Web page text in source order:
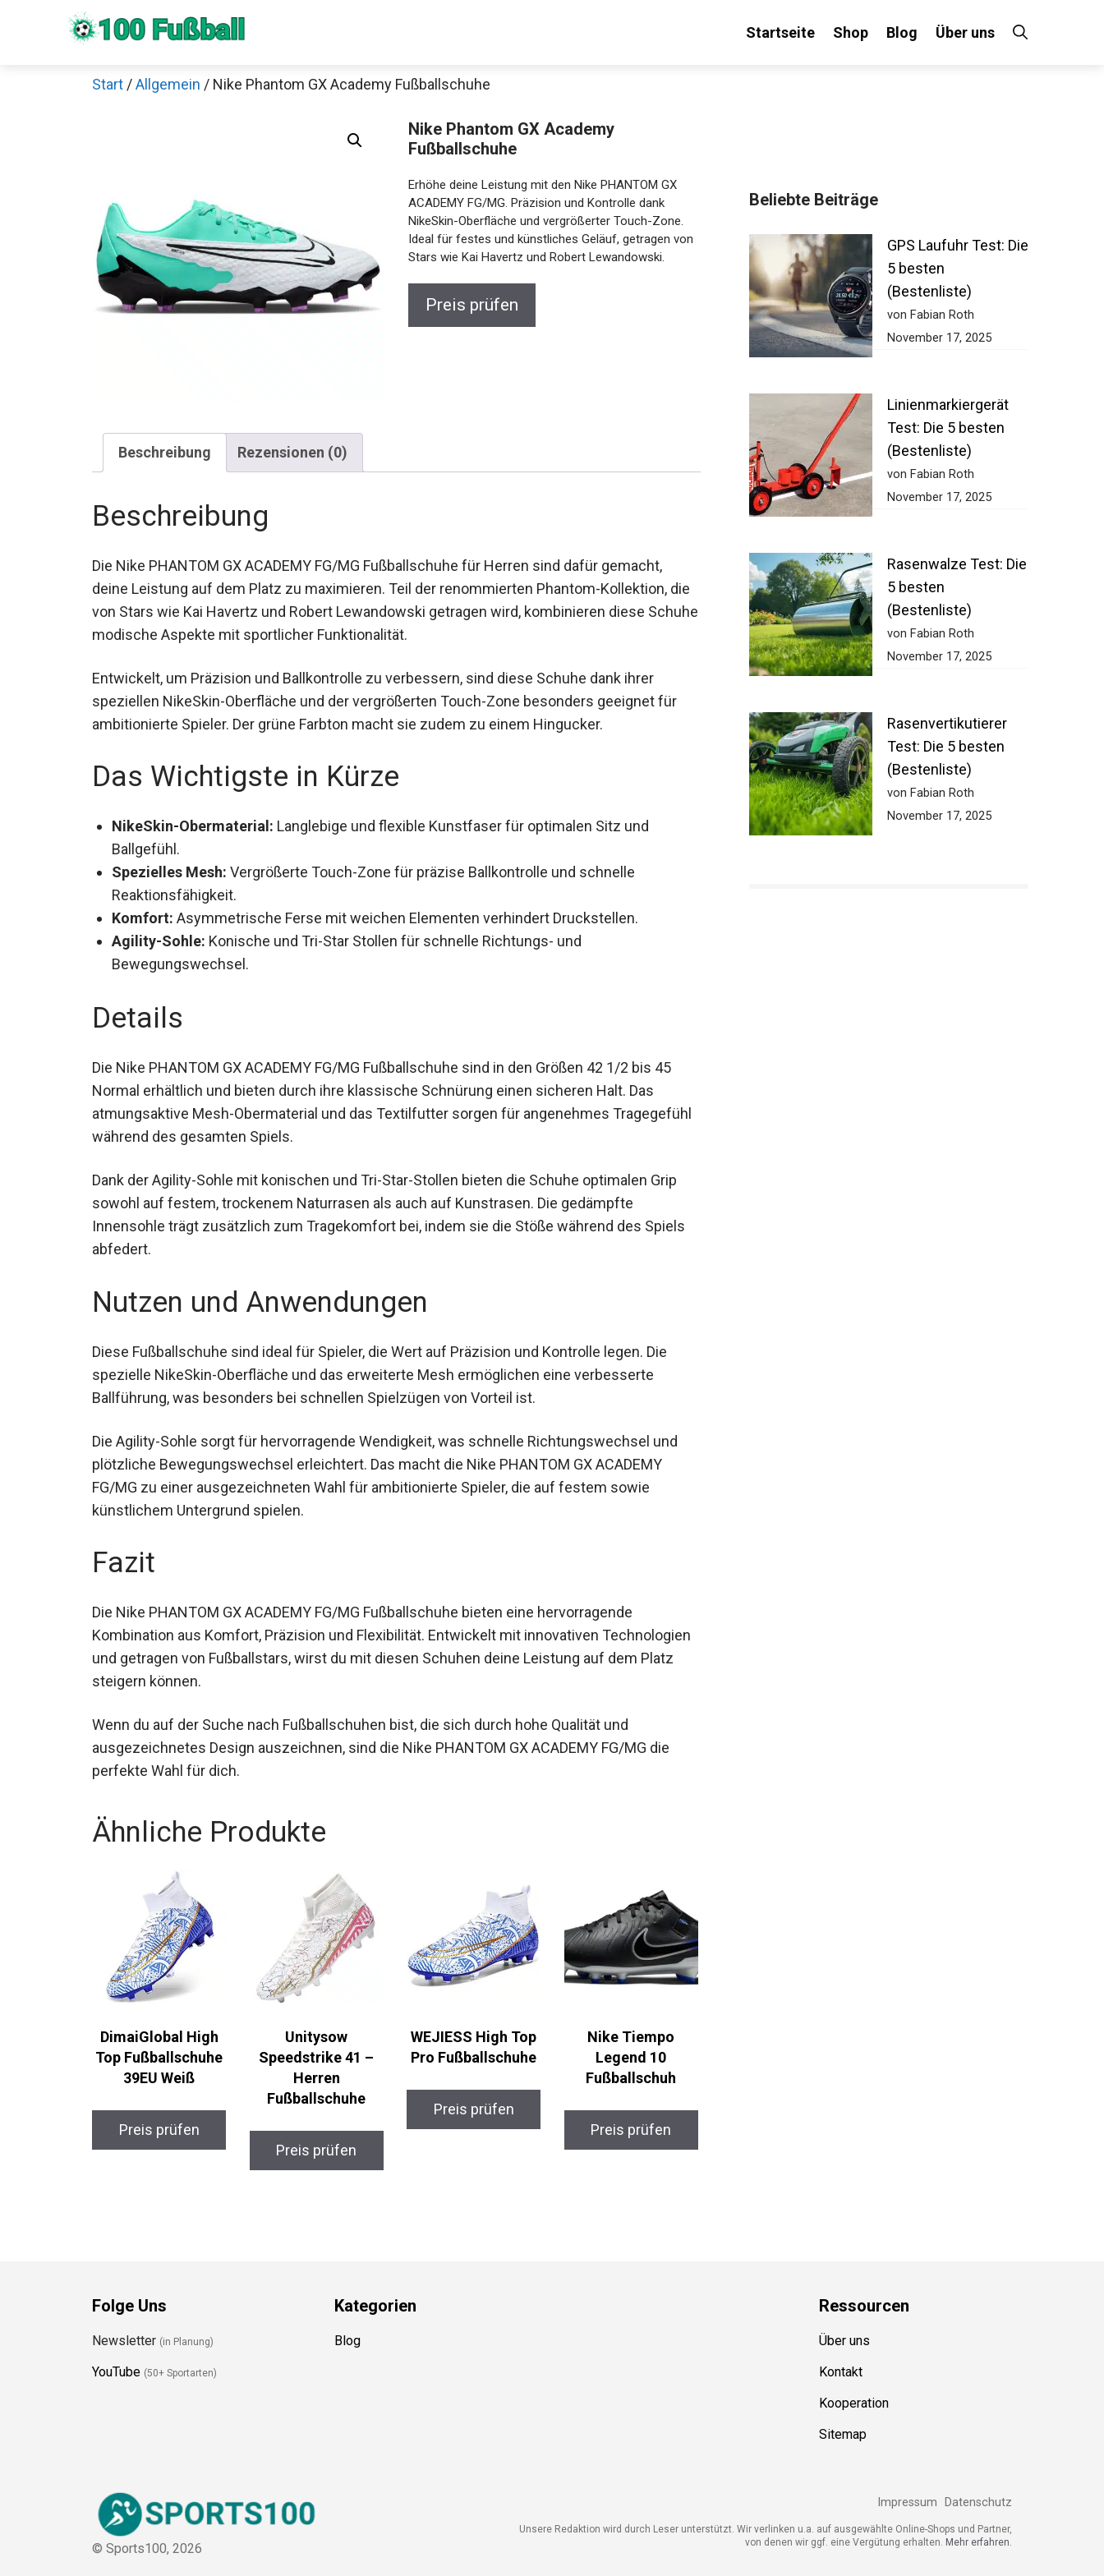
Startseite Shop Blog Über uns
Start /Allgemein / Nike Phantom GX Academy Fußballschuhe
Nike Phantom GX Academy
Fußballschuhe
Erhöhe deine Leistung mit den Nike PHANTOM GX
ACADEMY FG/MG. Präzision und Kontrolle dank
NikeSkin-Oberfläche und vergrößerter Touch-Zone.
Ideal für festes und künstliches Geläuf, getragen von
Stars wie Kai Havertz und Robert Lewandowski.
Preis prüfen
Beschreibung Rezensionen (0)
Beschreibung
Die Nike PHANTOM GX ACADEMY FG/MG Fußballschuhe für Herren sind dafür gemacht,
deine Leistung auf dem Platz zu maximieren. Teil der renommierten Phantom-Kollektion, die
von Stars wie Kai Havertz und Robert Lewandowski getragen wird, kombinieren diese
Schuhe modische Aspekte mit sportlicher Funktionalität.
Entwickelt, um Präzision und Ballkontrolle zu verbessern, sind diese Schuhe dank ihrer
speziellen NikeSkin-Oberfläche und der vergrößerten Touch-Zone besonders geeignet für
ambitionierte Spieler. Der grüne Farbton macht sie zudem zu einem Hingucker.
Das Wichtigste in Kürze
NikeSkin-Obermaterial: Langlebige und flexible Kunstfaser für optimalen Sitz und
Ballgefühl.
Spezielles Mesh: Vergrößerte Touch-Zone für präzise Ballkontrolle und schnelle
Reaktionsfähigkeit.
Komfort: Asymmetrische Ferse mit weichen Elementen verhindert Druckstellen.
Agility-Sohle: Konische und Tri-Star Stollen für schnelle Richtungs- und
Bewegungswechsel.
Details
Die Nike PHANTOM GX ACADEMY FG/MG Fußballschuhe sind in den Größen 42 1/2 bis 45
Normal erhältlich und bieten durch ihre klassische Schnürung einen sicheren Halt. Das
atmungsaktive Mesh-Obermaterial und das Textilfutter sorgen für angenehmes Tragegefühl
während des gesamten Spiels.
Dank der Agility-Sohle mit konischen und Tri-Star-Stollen bieten die Schuhe optimalen Grip
sowohl auf festem, trockenem Naturrasen als auch auf Kunstrasen. Die gedämpfte
Innensohle trägt zusätzlich zum Tragekomfort bei, indem sie die Stöße während des Spiels
abfedert.
Nutzen und Anwendungen
Diese Fußballschuhe sind ideal für Spieler, die Wert auf Präzision und Kontrolle legen. Die
spezielle NikeSkin-Oberfläche und das erweiterte Mesh ermöglichen eine verbesserte
Ballführung, was besonders bei schnellen Spielzügen von Vorteil ist.
Die Agility-Sohle sorgt für hervorragende Wendigkeit, was schnelle Richtungswechsel und
plötzliche Bewegungswechsel erleichtert. Das macht die Nike PHANTOM GX ACADEMY
FG/MG zu einer ausgezeichneten Wahl für ambitionierte Spieler, die auf festem sowie
künstlichem Untergrund spielen.
Fazit
Die Nike PHANTOM GX ACADEMY FG/MG Fußballschuhe bieten eine hervorragende
Kombination aus Komfort, Präzision und Flexibilität. Entwickelt mit innovativen Technologien
und getragen von Fußballstars, wirst du mit diesen Schuhen deine Leistung auf dem Platz
steigern können.
Wenn du auf der Suche nach Fußballschuhen bist, die sich durch hohe Qualität und
ausgezeichnetes Design auszeichnen, sind die Nike PHANTOM GX ACADEMY FG/MG die
perfekte Wahl für dich.
Ähnliche Produkte
DimaiGlobal High
Top Fußballschuhe
39EU Weiß
Preis prüfen
Unitysow
Speedstrike 41 –
Herren
Fußballschuhe
Preis prüfen
WEJIESS High Top
Pro Fußballschuhe
Preis prüfen
Nike Tiempo
Legend 10
Fußballschuh
Preis prüfen
Beliebte Beiträge
GPS Laufuhr Test:
Die 5 besten
(Bestenliste)
von Fabian Roth
November 17, 2025
Linienmarkiergerät
Test: Die 5 besten
(Bestenliste)
von Fabian Roth
November 17, 2025
Rasenwalze Test:
Die 5 besten
(Bestenliste)
von Fabian Roth
November 17, 2025
Rasenvertikutierer
Test: Die 5 besten
(Bestenliste)
von Fabian Roth
November 17, 2025
Folge Uns
Newsletter(in Planung)
YouTube (50+ Sportarten)
Kategorien
Blog
Ressourcen
Über uns
Kontakt
Kooperation
Sitemap
© Sports100, 2026
Impressum Datenschutz
Unsere Redaktion wird durch Leser unterstützt. Wir verlinken u.a. auf ausgewählte Online-Shops und Partner,
von denen wir ggf. eine Vergütung erhalten.
Mehr erfahren.
Jetzt anschauen